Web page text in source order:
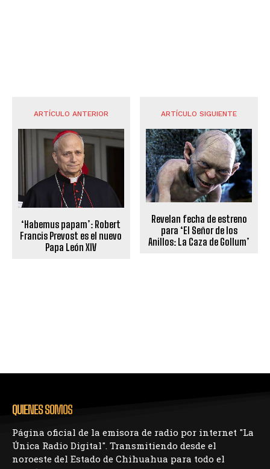
ARTÍCULO ANTERIOR
‘Habemus papam’: Robert
Francis Prevost es el nuevo
Papa León XIV
ARTÍCULO SIGUIENTE
Revelan fecha de estreno
para ‘El Señor de los
Anillos: La Caza de Gollum’
QUIENES SOMOS
Página oficial de la emisora de radio por internet "La
Única Radio Digital". Transmitiendo desde el
noroeste del Estado de Chihuahua para todo el